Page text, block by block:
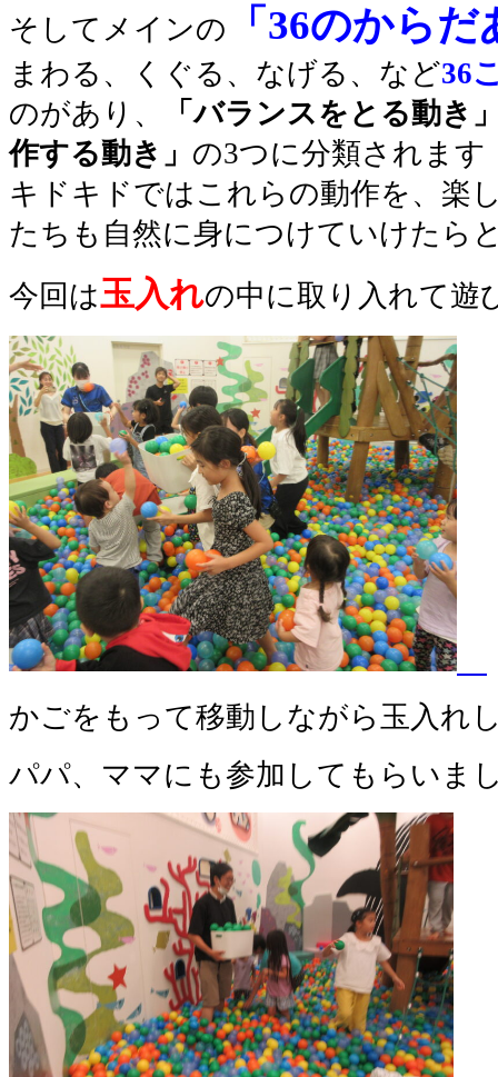
そしてメインの 「36のから
まわる、くぐる、なげる、など36
のがあり、
「バランスをとる動き
作する動き」 の3つに分類されます
キドキドではこれらの動作を、楽
たちも自然に身につけていけたら
今回は玉入れの中に取り入れて遊
かごをもって移動しながら玉入れ
パパ、ママにも参加してもらいま